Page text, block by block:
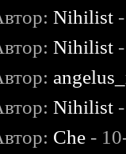
Nihilist
Nihilist
Nihilist
Che -